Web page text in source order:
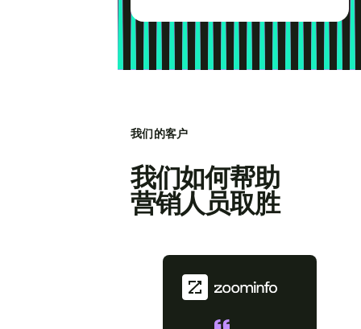
我们的客户
我们如何帮助
营销人员取胜